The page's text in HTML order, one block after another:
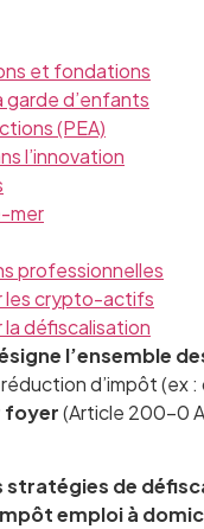
et fondations
garde d’enfants
(PEA)
l’innovation
mer
professionnelles
les crypto-actifs
la défiscalisation
l’ensemble
d’impôt
foyer(Article 200-0 A
stratégies de
emploi à